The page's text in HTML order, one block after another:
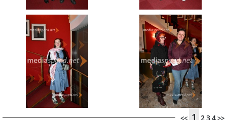
<< 1 234>>